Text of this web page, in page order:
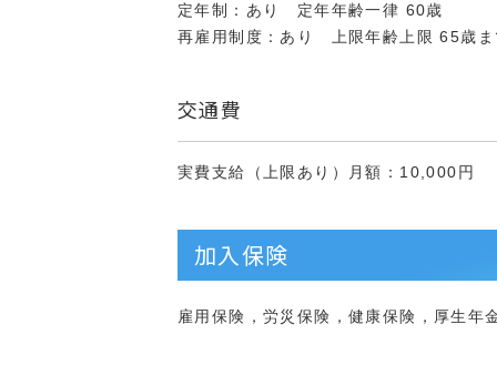
定年制：あり 定年年齢一律 60歳
再雇用制度：あり 上限年齢上限 65歳ま
交通費
実費支給（上限あり）月額：10,000円
加入保険
雇用保険，労災保険，健康保険，厚生年